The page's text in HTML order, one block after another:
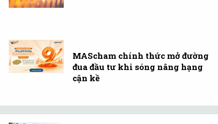
MAScham chính thức mở đường
đua đầu tư khi sóng nâng hạng
cận kề